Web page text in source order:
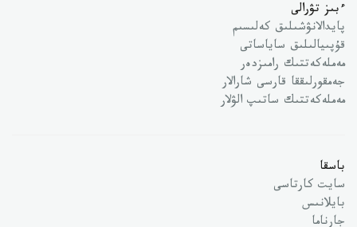
ءبىز تۋرالى
پايدالانۋشىلىق كەلىسىم
قۇپىيالىلىق ساياساتى
مەملەكەتتىك رامىزدەر
جەمقورلىققا قارسى شارالار
مەملەكەتتىك ساتىپ الۋلار
باسقا
سايت كارتاسى
بايلانىس
جارناما